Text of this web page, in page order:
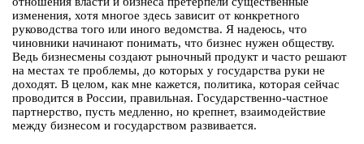
изменения, хотя многое здесь зависит от конкретного
руководства того или иного ведомства. Я надеюсь, что
чиновники начинают понимать, что бизнес нужен обществу.
Ведь бизнесмены создают рыночный продукт и часто решают
на местах те проблемы, до которых у государства руки не
доходят. В целом, как мне кажется, политика, которая сейчас
проводится в России, правильная. Государственно-частное
партнерство, пусть медленно, но крепнет, взаимодействие
между бизнесом и государством развивается.